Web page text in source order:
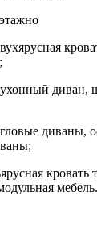
диван,
диваны,
кровать
мебель.